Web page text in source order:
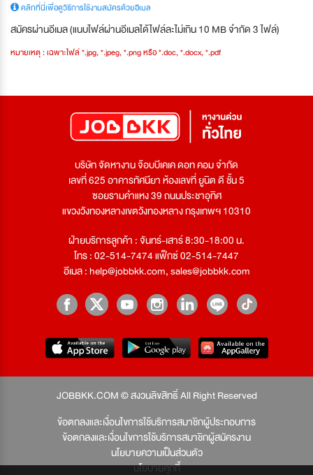
คลิกที่นี่เพื่อดูวิธีการใช้งานสมัครด้วยอีเมล
สมัครผ่านอีเมล (แนบไฟล์ผ่านอีเมลได้ไฟล์ละไม่เกิน 10 MB จำกัด 3 ไฟล์)
หมายเหตุ : เฉพาะไฟล์ *.jpg, *.jpeg, *.png หรือ *.doc, *.docx, *.pdf
บริษัท จัดหางาน จ๊อบบีเคเค ดอท คอม จำกัด
เลขที่ 625 อาคารทัศนียา ห้องเลขที่ ยูนิต ดี ชั้น 5
ซอยรามคำแหง 39 ถนนประชาอุทิศ
แขวงวังทองหลางเขตวังทองหลาง กรุงเทพฯ 10310
ฝ่ายบริการลูกค้า : จันทร์-เสาร์ 8:30-18:00 น.
โทร : 02-514-7474 แฟ็กซ์ 02-514-7447
อีเมล :help@jobbkk.com,sales@jobbkk.com
JOBBKK.COM © สงวนลิขสิทธิ์ All Right Reserved
ข้อตกลงและเงื่อนไขการใช้บริการสมาชิกผู้ประกอบการ
ข้อตกลงและเงื่อนไขการใช้บริการสมาชิกผู้สมัครงาน
นโยบายความเป็นส่วนตัว
นโยบายคุกกี้